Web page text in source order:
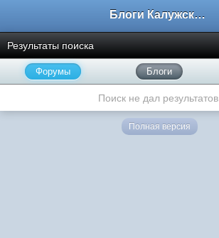
Блоги Калужского перекрестка
Результаты поиска
Форумы Блоги
Поиск не дал результатов.
Полная версия